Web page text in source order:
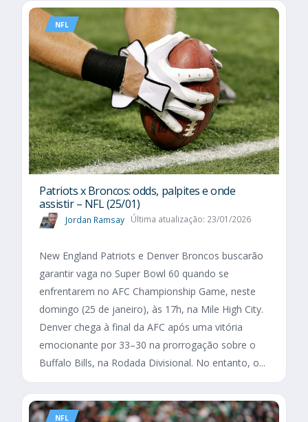
NFL
Patriots x Broncos: odds, palpites e onde
assistir – NFL (25/01)
Jordan Ramsay Última atualização: 23/01/2026
New England Patriots e Denver Broncos buscarão
garantir vaga no Super Bowl 60 quando se
enfrentarem no AFC Championship Game, neste
domingo (25 de janeiro), às 17h, na Mile High City.
Denver chega à final da AFC após uma vitória
emocionante por 33–30 na prorrogação sobre o
Buffalo Bills, na Rodada Divisional. No entanto, o...
NFL